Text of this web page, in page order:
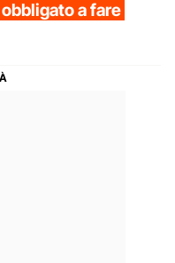
a fare